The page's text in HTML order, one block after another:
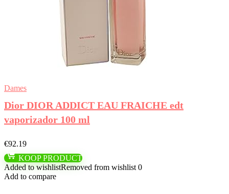
Dames
Dior DIOR ADDICT EAU FRAICHE edt
vaporizador 100 ml
€92.19
KOOP PRODUCT
Added to wishlistRemoved from wishlist 0
Add to compare